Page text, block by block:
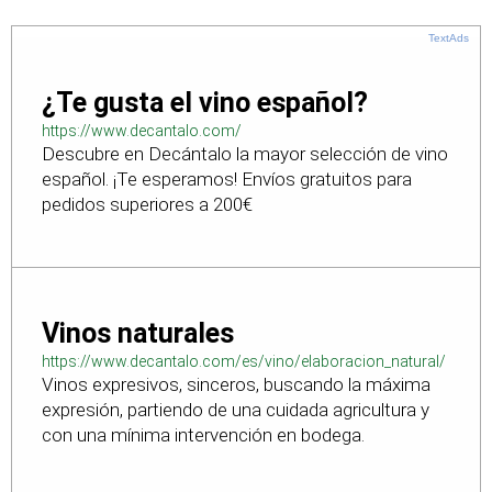
TextAds
¿Te gusta el vino español?
https://www.decantalo.com/
Descubre en Decántalo la mayor selección de vino
español. ¡Te esperamos! Envíos gratuitos para
pedidos superiores a 200€
Vinos naturales
https://www.decantalo.com/es/vino/elaboracion_natural/
Vinos expresivos, sinceros, buscando la máxima
expresión, partiendo de una cuidada agricultura y
con una mínima intervención en bodega.